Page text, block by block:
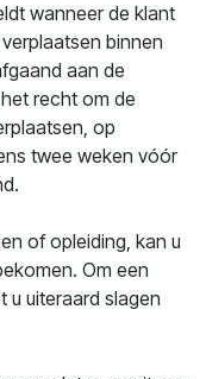
wanneer de klant
binnen
aan de
recht om de
op
twee weken vóór
of opleiding, kan u
Om een
uiteraard slagen